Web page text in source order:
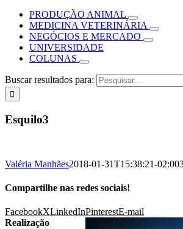
PRODUÇÃO ANIMAL
MEDICINA VETERINÁRIA
NEGÓCIOS E MERCADO
UNIVERSIDADE
COLUNAS
Buscar resultados para:
Esquilo3
Valéria Manhães2018-01-31T15:38:21-02:00
Compartilhe nas redes sociais!
FacebookXLinkedInPinterestE-mail
Realização